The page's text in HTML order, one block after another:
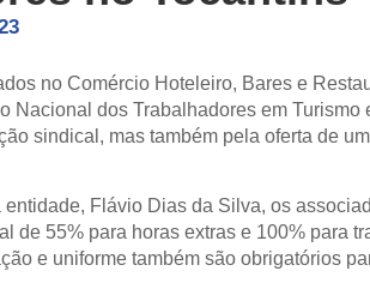
no Comércio Hoteleiro, Bares e
Nacional dos Trabalhadores em
sindical, mas também pela oferta de
Flávio Dias da Silva, os
de 55% para horas extras e 100% para
e uniforme também são obrigatórios